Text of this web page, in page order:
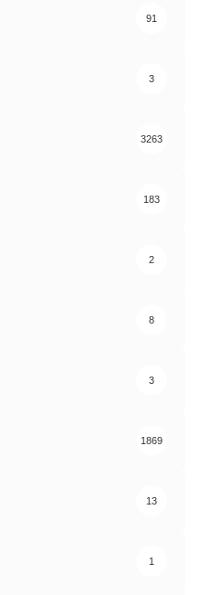
91
3
3263
183
2
8
3
1869
13
1